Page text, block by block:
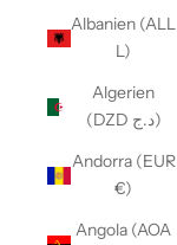
Albanien (ALL
L)
Algerien
(DZD د.ج)
Andorra (EUR
€)
Angola (AOA